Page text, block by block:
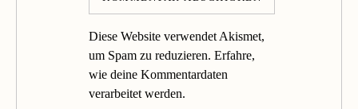
Diese Website verwendet Akismet,
um Spam zu reduzieren. Erfahre,
wie deine Kommentardaten
verarbeitet werden.